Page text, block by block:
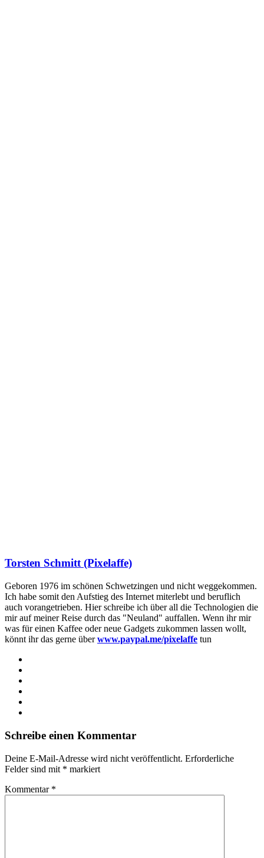
Torsten Schmitt (Pixelaffe)
Geboren 1976 im schönen Schwetzingen und nicht weggekommen.
Ich habe somit den Aufstieg des Internet miterlebt und beruflich
auch vorangetrieben. Hier schreibe ich über all die Technologien die
mir auf meiner Reise durch das "Neuland" auffallen. Wenn ihr mir
was für einen Kaffee oder neue Gadgets zukommen lassen wollt,
könnt ihr das gerne überwww.paypal.me/pixelaffe tun
Schreibe einen Kommentar
Deine E-Mail-Adresse wird nicht veröffentlicht. Erforderliche
Felder sind mit * markiert
Kommentar *